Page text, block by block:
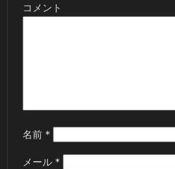
コメント
名前 *
メール *